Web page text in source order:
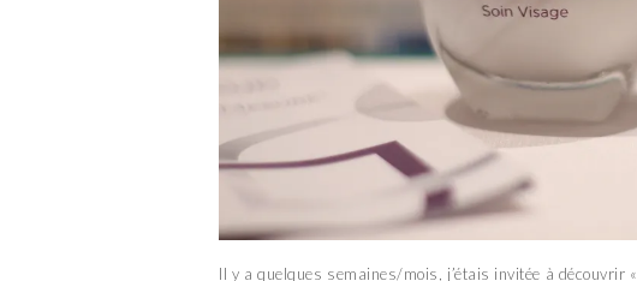
Il y a quelques semaines/mois, j’étais invitée à découvrir «